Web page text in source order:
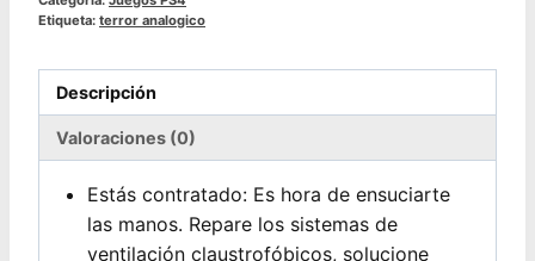
Help
Wanted
(Europeo)
|
cantidad
Etiqueta: terror analogico
Descripción
Valoraciones (0)
Estás contratado: Es hora de ensuciarte
las manos. Repare los sistemas de
ventilación claustrofóbicos, solucione